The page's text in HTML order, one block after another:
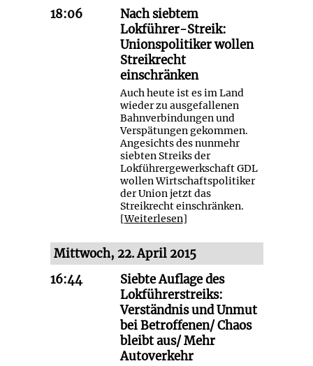
18:06
Nach siebtem
Lokführer-Streik:
Unionspolitiker wollen
Streikrecht
einschränken
Auch heute ist es im Land
wieder zu ausgefallenen
Bahnverbindungen und
Verspätungen gekommen.
Angesichts des nunmehr
siebten Streiks der
Lokführergewerkschaft GDL
wollen Wirtschaftspolitiker
der Union jetzt das
Streikrecht einschränken.
[Weiterlesen]
Mittwoch, 22. April 2015
16:44
Siebte Auflage des
Lokführerstreiks:
Verständnis und Unmut
bei Betroffenen/ Chaos
bleibt aus/ Mehr
Autoverkehr